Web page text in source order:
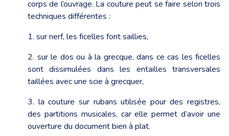
corps de l’ouvrage. La couture peut se faire selon trois
techniques différentes :
1. sur nerf, les ficelles font saillies,
2. sur le dos ou à la grecque, dans ce cas les ficelles
sont dissimulées dans les entailles transversales
taillées avec une scie à grecquer,
3. la couture sur rubans utilisée pour des registres,
des partitions musicales, car elle permet d’avoir une
ouverture du document bien à plat.